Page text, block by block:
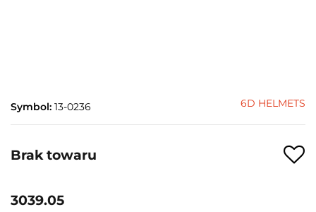
Symbol: 13-0236 6D HELMETS
Brak towaru
3039.05